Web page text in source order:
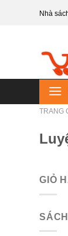
Nhà
TRANG
GIỎ